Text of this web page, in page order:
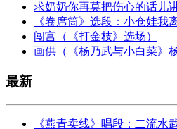
求奶奶你再莫把伤心的话儿
《卷席筒》选段：小仓娃我
闯宫（《打金枝》选场）
画供（《杨乃武与小白菜》
最新
《燕青卖线》唱段：二流水